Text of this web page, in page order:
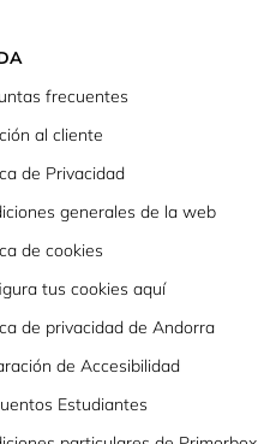
frecuentes
al cliente
de Privacidad
generales de la web
de cookies
tus cookies aquí
de privacidad de Andorra
de Accesibilidad
Estudiantes